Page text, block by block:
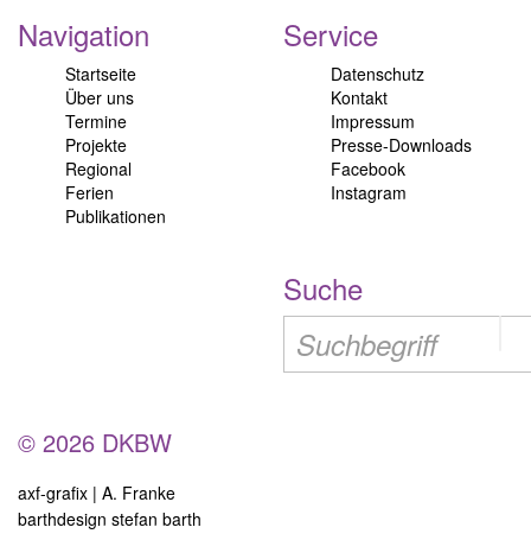
Navigation
Startseite
Über uns
Termine
Projekte
Regional
Ferien
Publikationen
Service
Datenschutz
Kontakt
Impressum
Presse-Downloads
Facebook
Instagram
Suche
© 2026 DKBW
axf-grafix | A. Franke
barthdesign stefan barth